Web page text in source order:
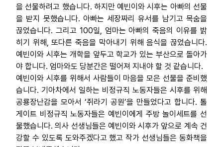
을 선물하려고 했습니다. 하지만 예빈이와 시후는 아빠의 선물
을 받지 못했습니다. 아빠는 세장짜리 유서를 남기고 목숨을
끊었습니다. 그리고 100일, 엄마는 아빠의 죽음의 이유를 밝
히기 위해, 또다른 죽음을 막아내기 위해 음식을 끊었습니다.
예빈이와 시후는 개학을 앞두고 학교가 있는 부산으로 돌아가
야 합니다. 엄마와도 당분간은 떨어져 지내야 할 것 같습니다.
예빈이와 시후를 위해서 사람들이 마음을 모은 선물을 준비했
습니다. 기아차에서 일하는 비정규직 노동자들은 시후를 위해
공룡장난감을 모아서 ‘쥐라기 공원’을 만들었다고 합니다. 톨
게이트 비정규직 노동자들은 예빈이에게 주방 놀이세트를 선
물했습니다. 의사 선생님들은 예빈이와 시후가 앞으로 계속 건
강할 수 있도록 도와주겠다고 했고 작가 선생님들은 동화책을